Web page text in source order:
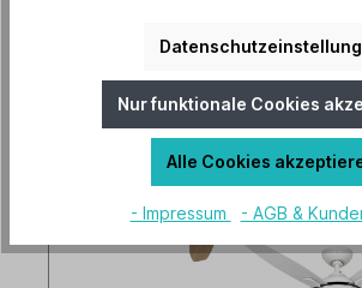
Nur funktionale Cookies
Alle Cookies
- Impressum - AGB &